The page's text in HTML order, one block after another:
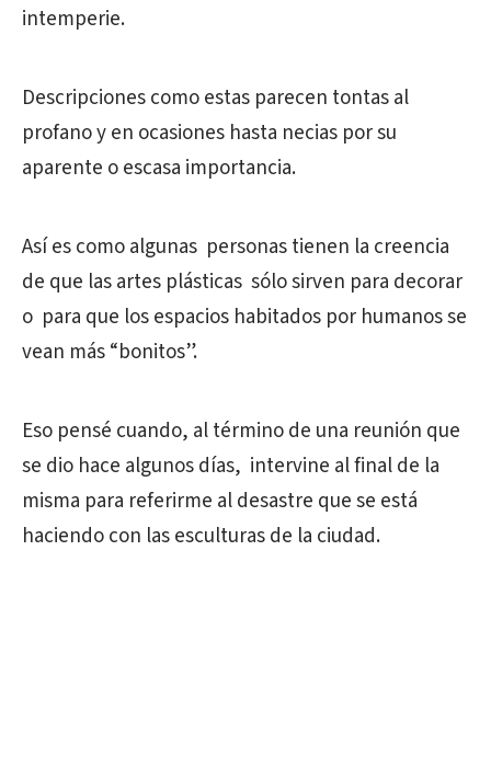
intemperie.
Descripciones como estas parecen tontas al
profano y en ocasiones hasta necias por su
aparente o escasa importancia.
Así es como algunas personas tienen la creencia
de que las artes plásticas sólo sirven para decorar
o para que los espacios habitados por humanos se
vean más “bonitos”.
Eso pensé cuando, al término de una reunión que
se dio hace algunos días, intervine al final de la
misma para referirme al desastre que se está
haciendo con las esculturas de la ciudad.